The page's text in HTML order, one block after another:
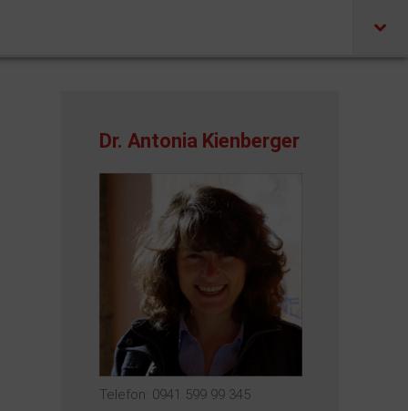
Dr. Antonia Kienberger
Telefon: 0941 599 99 345